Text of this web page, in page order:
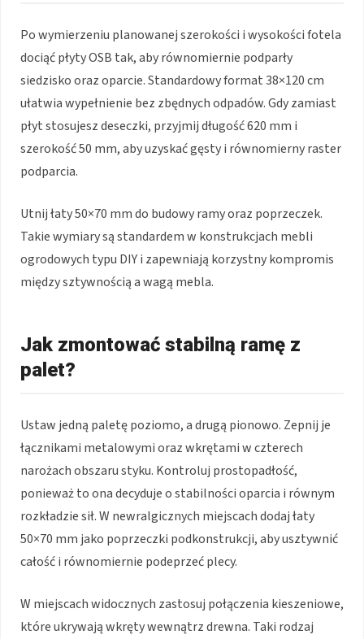
Po wymierzeniu planowanej szerokości i wysokości fotela
dociąć płyty OSB tak, aby równomiernie podparły
siedzisko oraz oparcie. Standardowy format 38×120 cm
ułatwia wypełnienie bez zbędnych odpadów. Gdy zamiast
płyt stosujesz deseczki, przyjmij długość 620 mm i
szerokość 50 mm, aby uzyskać gęsty i równomierny raster
podparcia.
Utnij łaty 50×70 mm do budowy ramy oraz poprzeczek.
Takie wymiary są standardem w konstrukcjach mebli
ogrodowych typu DIY i zapewniają korzystny kompromis
między sztywnością a wagą mebla.
Jak zmontować stabilną ramę z
palet?
Ustaw jedną paletę poziomo, a drugą pionowo. Zepnij je
łącznikami metalowymi oraz wkrętami w czterech
narożach obszaru styku. Kontroluj prostopadłość,
ponieważ to ona decyduje o stabilności oparcia i równym
rozkładzie sił. W newralgicznych miejscach dodaj łaty
50×70 mm jako poprzeczki podkonstrukcji, aby usztywnić
całość i równomiernie podeprzeć plecy.
W miejscach widocznych zastosuj połączenia kieszeniowe,
które ukrywają wkręty wewnątrz drewna. Taki rodzaj